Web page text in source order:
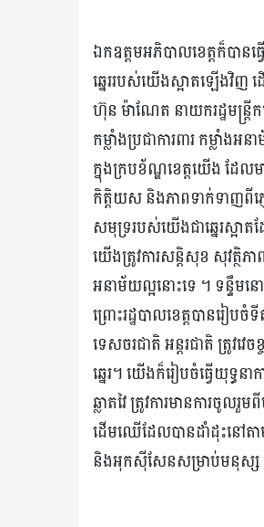
ឯកឧត្តមអភិបាលខេត្តក៏បានធ្
ឆ្នេររបស់យើងស្អាតឡើងវិញ ដ
ហ៊ុន ម៉ាណែត នាយករដ្ឋមន្ត្រីក
កម្លាំងប្រជាការពារ កម្លាំ
ក្នុងក្របខ័ណ្ឌខេត្តយើង ដែលម
កិត្តិយស និងភាពទាក់ទាញពីភ្ញ
សមុទ្ររបស់យើងជាឆ្នេរស្អាត
យើងត្រូវការសន្តិសុខ សុវត្ថិ
អនាម័យល្អនោះទេ ។ ទន្ទឹមនោះ
ព្រោះរដ្ឋបាលខេត្តបានរៀប
ទេសចរជាតិ អន្តរជាតិ ត្រូវ
ឆ្នេរ។ យើងក៏រៀបចំធ្វើយុទ្ធ
ឆ្លាតវៃ ត្រូវការមានការចូល
ដើមឈើដែលបានដាំដុះនៅតា
និងអុកស៊ីសែនសម្រាប់មនុស្ស